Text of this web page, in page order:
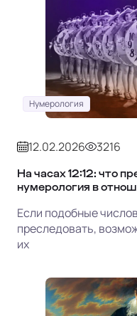
Нумерология
12.02.2026 3216
На часах 12:12: что
нумерология в
Если подобные
преследовать,
их